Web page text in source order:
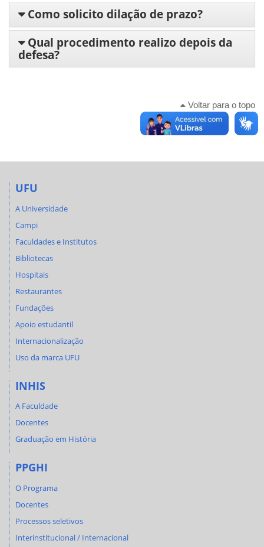
Como solicito dilação de prazo?
Qual procedimento realizo depois da
defesa?
Voltar para o topo
UFU
A Universidade
Campi
Faculdades e Institutos
Bibliotecas
Hospitais
Restaurantes
Fundações
Apoio estudantil
Internacionalização
Uso da marca UFU
INHIS
A Faculdade
Docentes
Graduação em História
PPGHI
O Programa
Docentes
Processos seletivos
Interinstitucional / Internacional